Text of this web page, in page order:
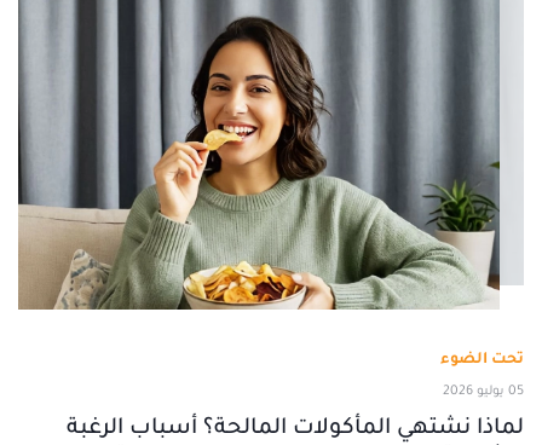
تحت الضوء
05 يوليو 2026
لماذا نشتهي المأكولات المالحة؟ أسباب الرغبة